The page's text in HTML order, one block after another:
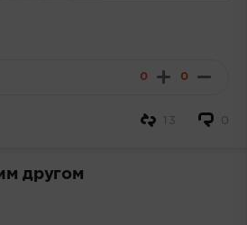
0 0
0
13
другом